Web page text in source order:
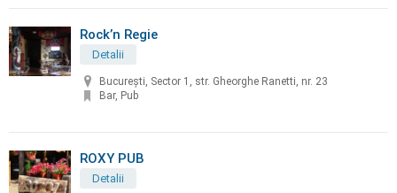
Rock’n Regie
Detalii
Bucureşti, Sector 1, str. Gheorghe Ranetti, nr. 23
Bar, Pub
ROXY PUB
Detalii